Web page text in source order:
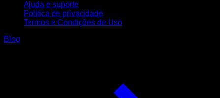
Ajuda e suporte
Política de privacidade
Termos e Condições de Uso
Blog